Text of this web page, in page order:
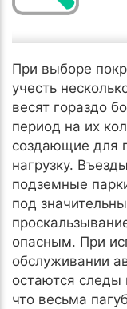
При выборе
учесть
весят гораздо
период на их
создающие для
нагрузку.
подземные
под
опасным. При
обслуживании
остаются
что весьма